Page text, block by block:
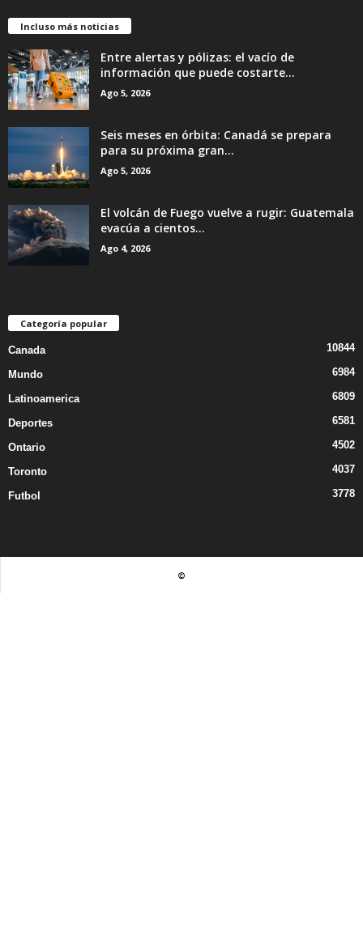
Incluso más noticias
Entre alertas y pólizas: el vacío de
información que puede costarte...
Ago 5, 2026
Seis meses en órbita: Canadá se prepara
para su próxima gran...
Ago 5, 2026
El volcán de Fuego vuelve a rugir: Guatemala
evacúa a cientos...
Ago 4, 2026
Categoría popular
Canada 10844
Mundo 6984
Latinoamerica 6809
Deportes 6581
Ontario 4502
Toronto 4037
Futbol 3778
©